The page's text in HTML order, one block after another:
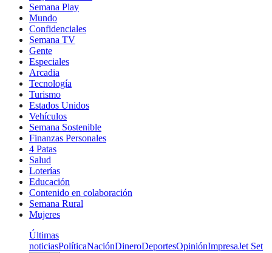
Semana Play
Mundo
Confidenciales
Semana TV
Gente
Especiales
Arcadia
Tecnología
Turismo
Estados Unidos
Vehículos
Semana Sostenible
Finanzas Personales
4 Patas
Salud
Loterías
Educación
Contenido en colaboración
Semana Rural
Mujeres
Últimas
noticiasPolíticaNaciónDineroDeportesOpiniónImpresaJet Set